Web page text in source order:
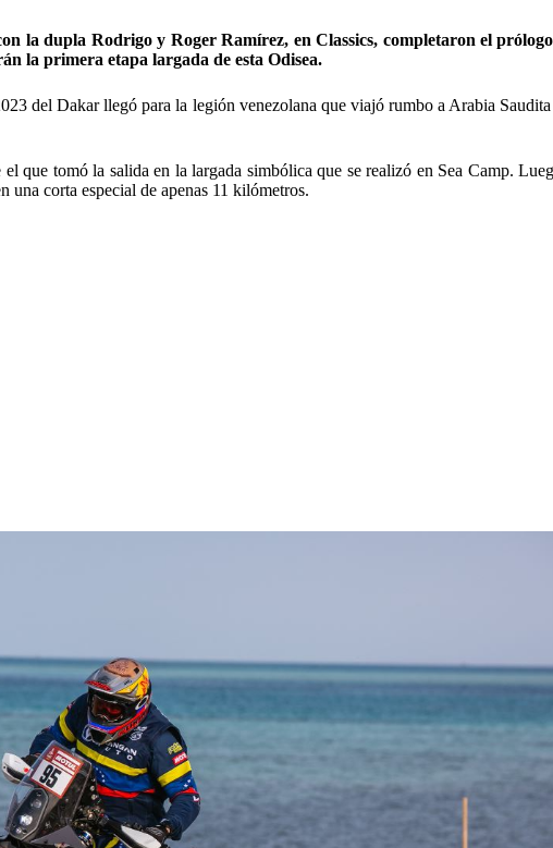
la dupla Rodrigo y Roger Ramírez, en Classics, completaron el
la primera etapa largada de esta Odisea.
del Dakar llegó para la legión venezolana que viajó rumbo a Arabia Saudita
que tomó la salida en la largada simbólica que se realizó en Sea Camp.
una corta especial de apenas 11 kilómetros.